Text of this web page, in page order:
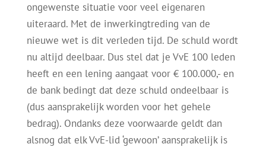
ongewenste situatie voor veel eigenaren
uiteraard. Met de inwerkingtreding van de
nieuwe wet is dit verleden tijd. De schuld wordt
nu altijd deelbaar. Dus stel dat je VvE 100 leden
heeft en een lening aangaat voor € 100.000,- en
de bank bedingt dat deze schuld ondeelbaar is
(dus aansprakelijk worden voor het gehele
bedrag). Ondanks deze voorwaarde geldt dan
alsnog dat elk VvE-lid ‘gewoon’ aansprakelijk is